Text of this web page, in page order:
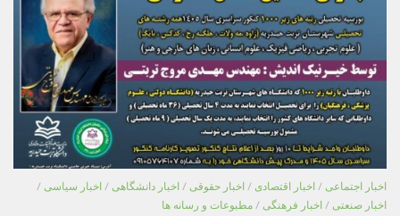
اخبار اجتماعی / اخبار اقتصادی / اخبار حقوقی / اخبار دانشگاهی / اخبار سیاسی /
اخبار صنعتی / اخبار فرهنگی / مطبوعات و رسانه ها